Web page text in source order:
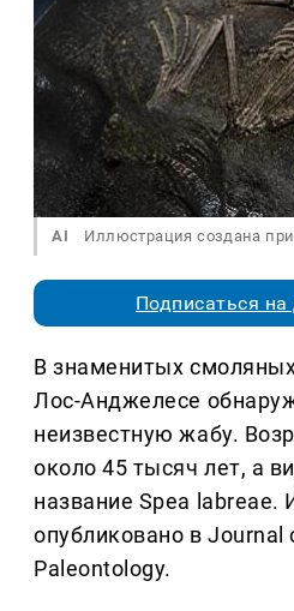
AI Иллюстрация создана
Подписаться
В знаменитых
Лос-Анджелесе
неизвестную жабу.
около 45 тысяч лет, а
название Spea labreae.
опубликовано в Journal
Paleontology.